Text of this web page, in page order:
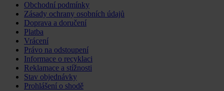
Obchodní podmínky
Zásady ochrany osobních údajů
Doprava a doručení
Platba
Vrácení
Právo na odstoupení
Informace o recyklaci
Reklamace a stížnosti
Stav objednávky
Prohlášení o shodě